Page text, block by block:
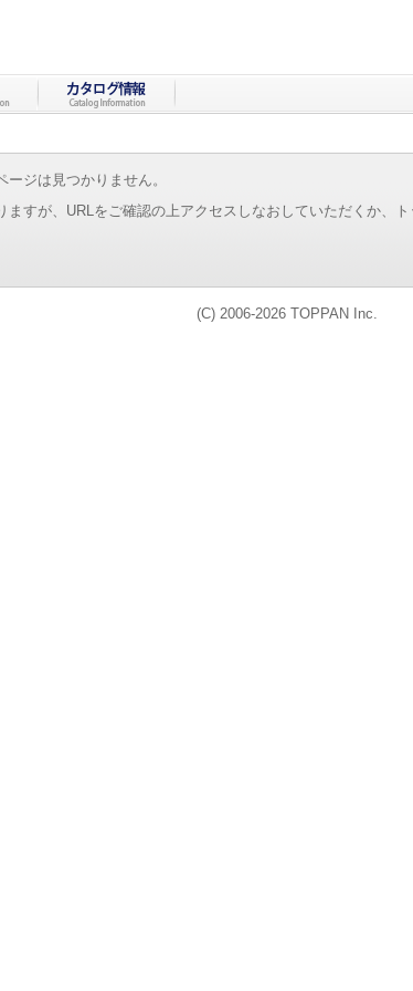
ージは見つかりません。
ますが、URLをご確認の上アクセスしなおしていただくか、
(C) 2006-2026 TOPPAN Inc.